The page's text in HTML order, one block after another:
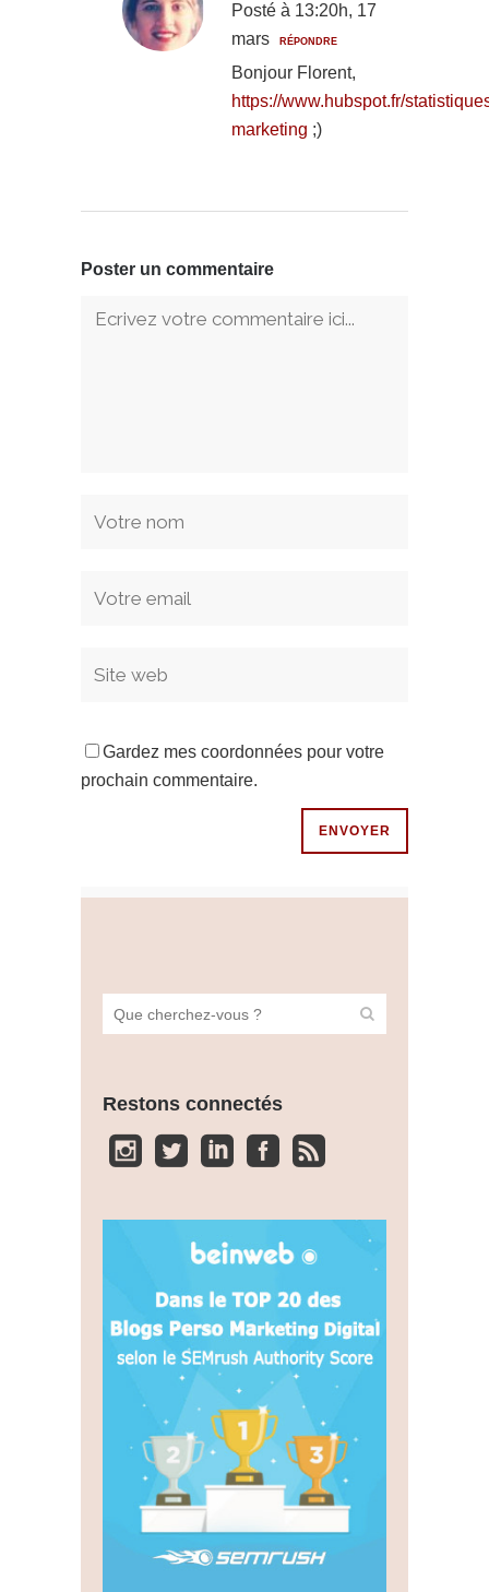
Posté à 13:20h, 17
mars
RÉPONDRE
Bonjour Florent,
https://www.hubspot.fr/
marketing ;)
Poster un commentaire
Gardez mes coordonnées pour votre
prochain commentaire.
Restons connectés